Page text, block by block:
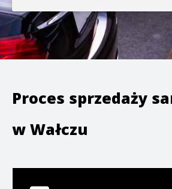
Proces sprzedaży
w Wałczu